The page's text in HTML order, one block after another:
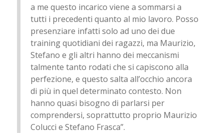
a me questo incarico viene a sommarsi a
tutti i precedenti quanto al mio lavoro. Posso
presenziare infatti solo ad uno dei due
training quotidiani dei ragazzi, ma Maurizio,
Stefano e gli altri hanno dei meccanismi
talmente tanto rodati che si capiscono alla
perfezione, e questo salta all’occhio ancora
di più in quel determinato contesto. Non
hanno quasi bisogno di parlarsi per
comprendersi, soprattutto proprio Maurizio
Colucci e Stefano Frasca”.